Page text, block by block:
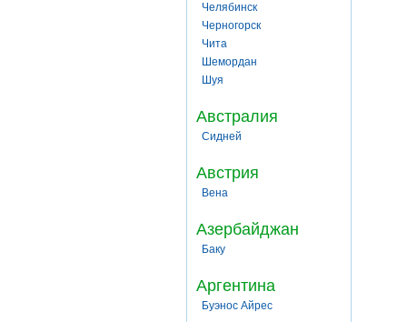
Челябинск
Черногорск
Чита
Шемордан
Шуя
Австралия
Сидней
Австрия
Вена
Азербайджан
Баку
Аргентина
Буэнос Айрес